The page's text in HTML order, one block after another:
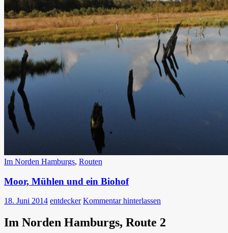
Im Norden Hamburgs, Routen
Moor, Mühlen und ein Biohof
18. Juni 2014 entdecker Kommentar hinterlassen
Im Norden Hamburgs, Route 2